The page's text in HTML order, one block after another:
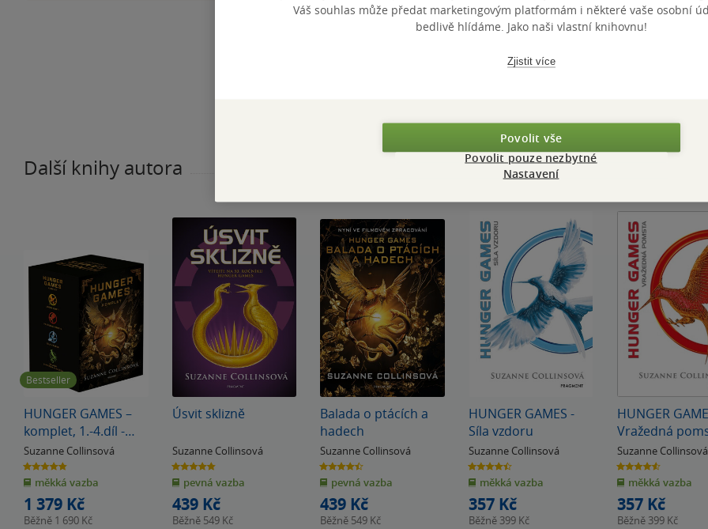
Další knihy autora
Bestseller
HUNGER GAMES –
komplet, 1.-4.díl -
box
Suzanne Collinsová
4.8
z
5
hvězdiček
měkká vazba
1 379 Kč
Běžně 1 690 Kč
Úsvit sklizně
Suzanne Collinsová
4.8
z
5
hvězdiček
pevná vazba
439 Kč
Běžně 549 Kč
Balada o ptácích a
hadech
Suzanne Collinsová
4.5
z
5
hvězdiček
pevná vazba
439 Kč
Běžně 549 Kč
HUNGER GAMES -
Síla vzdoru
Suzanne Collinsová
4.5
z
5
hvězdiček
měkká vazba
357 Kč
Běžně 399 Kč
HUNGER
Vražedná
Suzanne Collinsová
4.6
z
5
hvězdiček
měkká vazba
357 Kč
Běžně 399 Kč
Váš souhlas může předat marketingovým platformám i některé vaše osobní
bedlivě hlídáme. Jako naši vlastní knihovnu!
Zjistit více
Povolit vše
Povolit pouze nezbytné
Nastavení